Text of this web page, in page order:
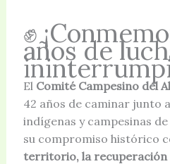
✊
años de
El Comité Campesino del
42 años de caminar junto
indígenas y campesinas
su compromiso histórico
territorio, la recuperación